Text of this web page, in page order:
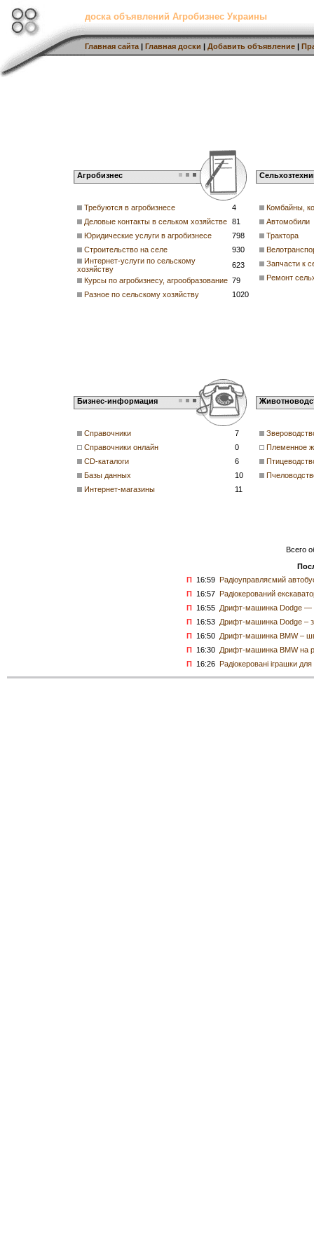
доска объявлений Агробизнес Украины
Главная сайта | Главная доски | Добавить объявление |
Агробизнес
Требуются в агробизнесе
4
Деловые контакты в сельком хозяйстве 81
Юридические услуги в агробизнесе
798
Строительство на селе
930
Интернет-услуги по сельскому
хозяйству
623
Курсы по агробизнесу, агрообразование 79
Разное по сельскому хозяйству
1020
Комбайны,
Автомобили
Трактора
Запчасти к
Ремонт
Бизнес-информация
Справочники
7
Справочники онлайн
0
CD-каталоги
6
Базы данных
10
Интернет-магазины
11
Племенное
Всего
П 16:59 Радіоуправляємий
П 16:57 Радіокерований
П 16:55 Дрифт-машинка Dodge —
П 16:53 Дрифт-машинка Dodge –
П 16:50 Дрифт-машинка BMW –
П 16:30 Дрифт-машинка BMW на
П 16:26 Радіокеровані іграшки